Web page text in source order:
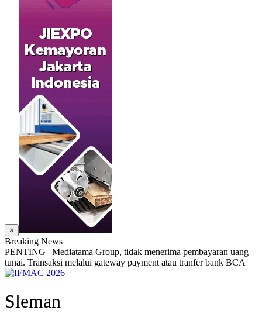
×
Breaking News
PENTING | Mediatama Group, tidak menerima pembayaran uang
tunai. Transaksi melalui gateway payment atau tranfer bank BCA
Sleman